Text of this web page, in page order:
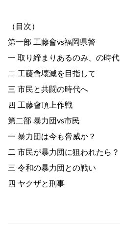
（目次）
第一部 工藤會vs福岡県警
一 取り締まりあるのみ、の時代
二 工藤會壊滅を目指して
三 市民と共闘の時代へ
四 工藤會頂上作戦
第二部 暴力団vs市民
一 暴力団は今も脅威か？
二 市民が暴力団に狙われたら？
三 令和の暴力団との戦い
四 ヤクザと刑事